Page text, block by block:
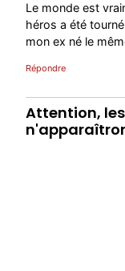
Le monde est
héros a été
mon ex né le
Répondre
Attention,